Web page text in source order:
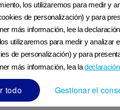
EN LÍNEA
MÁS
los bebés y a las madres. Es
con biberón en sus primeras
de no amamantar. Se
la salud del bebé. Consulte siempre a
todas las opciones de alimentación.
los utilizaremos para medir y
de personalización) y para
más información, lee la
utilizaremos para medir y analizar
de personalización) y para
más información, lea la
todo Gestionar el